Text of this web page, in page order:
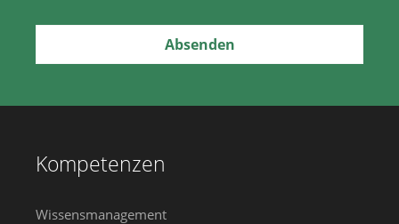
Kompetenzen
Wissensmanagement